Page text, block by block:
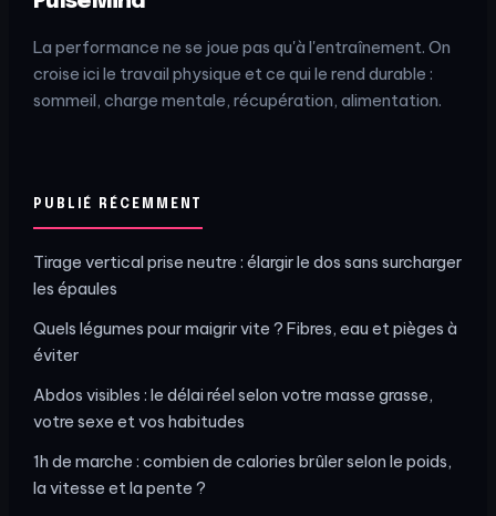
La performance ne se joue pas qu'à l'entraînement. On
croise ici le travail physique et ce qui le rend durable :
sommeil, charge mentale, récupération, alimentation.
PUBLIÉ RÉCEMMENT
Tirage vertical prise neutre : élargir le dos sans surcharger
les épaules
Quels légumes pour maigrir vite ? Fibres, eau et pièges à
éviter
Abdos visibles : le délai réel selon votre masse grasse,
votre sexe et vos habitudes
1h de marche : combien de calories brûler selon le poids,
la vitesse et la pente ?